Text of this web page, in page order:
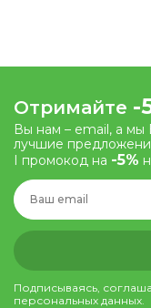
Отримайте -
Вы нам – email, а мы
лучшие
І промокод на -5%
Подписываясь,
персональных данных.